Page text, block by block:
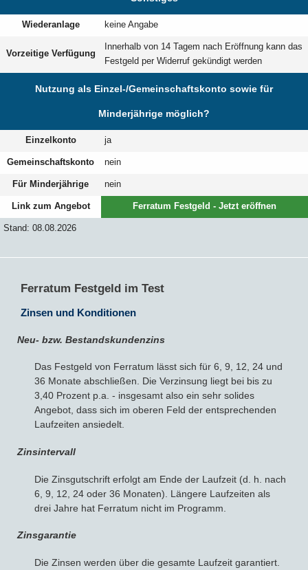
Wiederanlage keine Angabe
Vorzeitige Verfügung
Innerhalb von 14 Tagem nach Eröffnung kann das
Festgeld per Widerruf gekündigt werden
Nutzung als Einzel-/Gemeinschaftskonto sowie für
Minderjährige möglich?
Einzelkonto ja
Gemeinschaftskonto nein
Für Minderjährige nein
Link zum Angebot Ferratum Festgeld - Jetzt eröffnen
Stand: 08.08.2026
Ferratum Festgeld im Test
Zinsen und Konditionen
Neu- bzw. Bestandskundenzins
Das Festgeld von Ferratum lässt sich für 6, 9, 12, 24 und
36 Monate abschließen. Die Verzinsung liegt bei bis zu
3,40 Prozent p.a. - insgesamt also ein sehr solides
Angebot, dass sich im oberen Feld der entsprechenden
Laufzeiten ansiedelt.
Zinsintervall
Die Zinsgutschrift erfolgt am Ende der Laufzeit (d. h. nach
6, 9, 12, 24 oder 36 Monaten). Längere Laufzeiten als
drei Jahre hat Ferratum nicht im Programm.
Zinsgarantie
Die Zinsen werden über die gesamte Laufzeit garantiert.